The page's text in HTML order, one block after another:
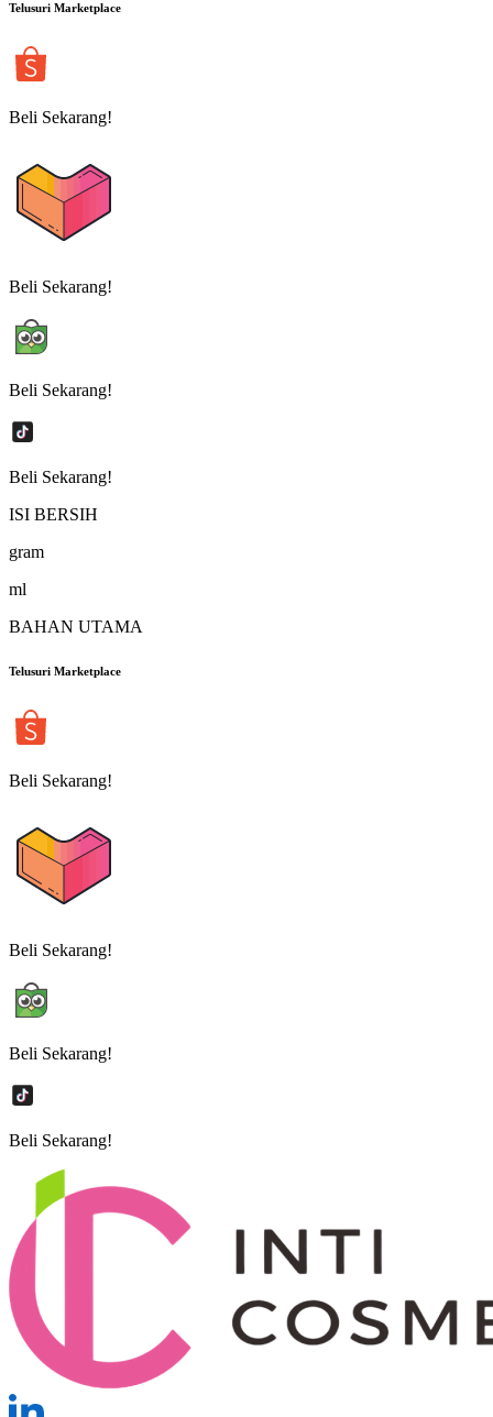
Telusuri Marketplace
Beli Sekarang!
Beli Sekarang!
Beli Sekarang!
Beli Sekarang!
ISI BERSIH
gram
ml
BAHAN UTAMA
Telusuri Marketplace
Beli Sekarang!
Beli Sekarang!
Beli Sekarang!
Beli Sekarang!